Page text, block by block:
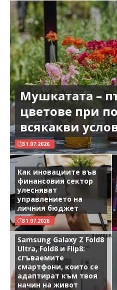
Мушкатата –
цветове при
всякакви
31.07.2026
Как иновациите във
финансовия сектор
улесняват
управлението на
личния бюджет
31.07.2026
Samsung Galaxy Z Fold8
Ultra, Fold8 и Flip8:
сгъваемите
смартфони, които се
адаптират към твоя
начин на живот